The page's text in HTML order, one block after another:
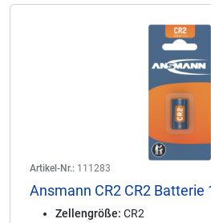
Artikel-Nr.: 111283
Ansmann CR2 CR2 Batterie
Zellengröße: CR2